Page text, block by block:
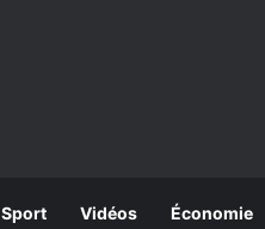
Sport Vidéos Économie